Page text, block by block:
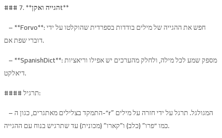
### 7. **הגייה ואקןt**
– **Forvo**: חפש את ההגייה של מילים בודדות בספרדית שהוקלטו על ידי
דוברי שפת אם.
– **SpanishDict**: מספק שמע לכל מילה, ולחלק מהערכים יש אפילו וריאציות
דיאלקט.
#### תרגיל:
– התמקד בצלילים מאתגרים, כגון ה-“r” המגולגל. תרגל על ​​ידי חזרה על מילים
כמו “פרו” (כלב) ו”קארו” (מכונית) עד שתרגיש בנוח עם ההגייה.